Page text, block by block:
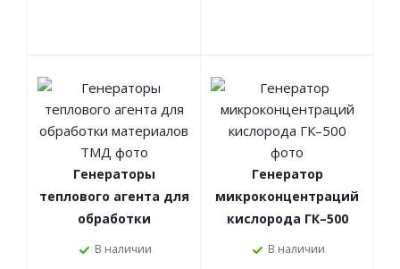
Генераторы
теплового агента для
обработки
материалов ТМД
В наличии
Генератор
микроконцентраций
кислорода ГК–500
В наличии